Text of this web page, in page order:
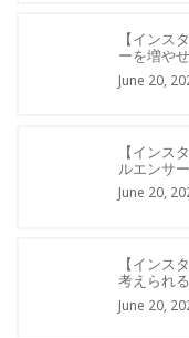
【インス
ーを増や
June 20,
【インス
ルエンサ
June 20,
【インス
考えられ
June 20,